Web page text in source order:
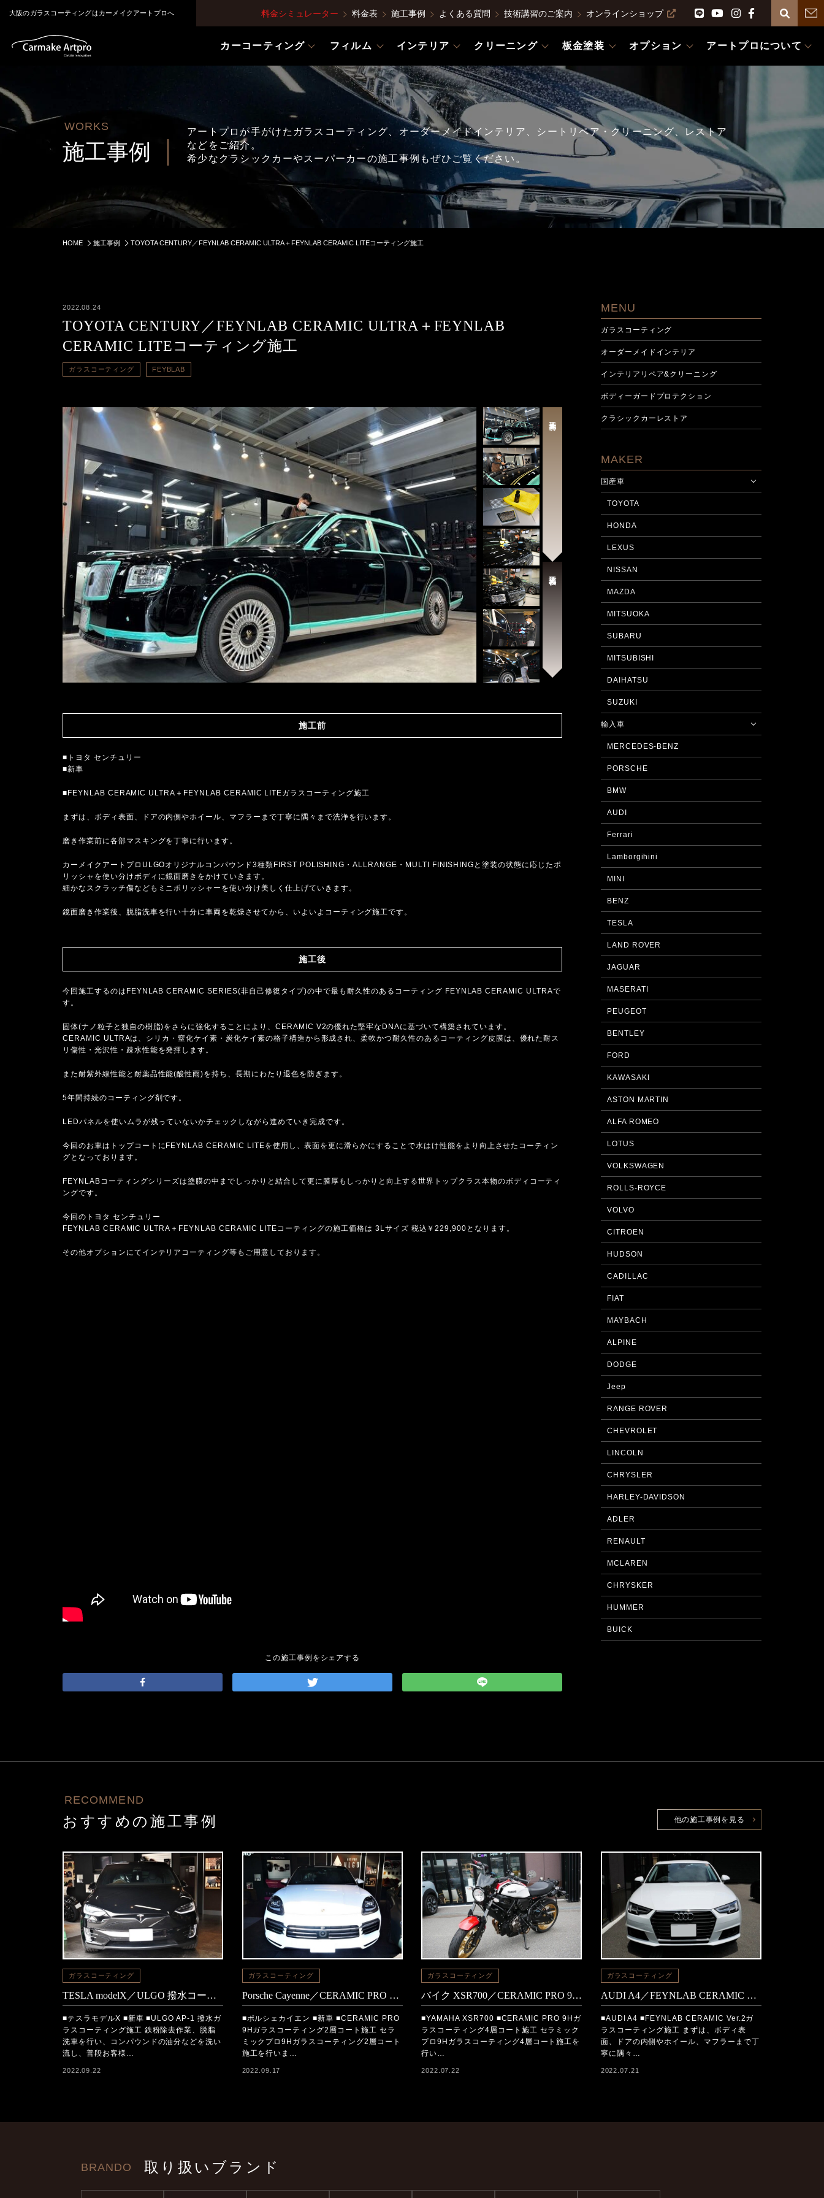
大阪のガラスコーティングはカーメイクアートプロへ 料金シミュレーター 料金表 施工事例 よくある質問 技術講習のご案内 オンラインショップ
カーコーティング フィルム インテリア クリーニング 板金塗装 オプション アートプロについて
WORKS
施工事例
アートプロが手がけたガラスコーティング、オーダーメイドインテリア、シートリペア・クリーニング、レストア
などをご紹介。
希少なクラシックカーやスーパーカーの施工事例もぜひご覧ください。
HOME 施工事例 TOYOTA CENTURY／FEYNLAB CERAMIC ULTRA＋FEYNLAB CERAMIC LITEコーティング施工
2022.08.24
TOYOTA CENTURY／FEYNLAB CERAMIC ULTRA＋FEYNLAB
CERAMIC LITEコーティング施工
ガラスコーティング FEYBLAB
施工前
■トヨタ センチュリー
■新車
■FEYNLAB CERAMIC ULTRA＋FEYNLAB CERAMIC LITEガラスコーティング施工
まずは、ボディ表面、ドアの内側やホイール、マフラーまで丁寧に隅々まで洗浄を行います。
磨き作業前に各部マスキングを丁寧に行います。
カーメイクアートプロULGOオリジナルコンパウンド3種類FIRST POLISHING・ALLRANGE・MULTI FINISHINGと塗装の状態に応じたポ
リッシャを使い分けボディに鏡面磨きをかけていきます。
細かなスクラッチ傷などもミニポリッシャーを使い分け美しく仕上げていきます。
鏡面磨き作業後、脱脂洗車を行い十分に車両を乾燥させてから、いよいよコーティング施工です。
施工後
今回施工するのはFEYNLAB CERAMIC SERIES(非自己修復タイプ)の中で最も耐久性のあるコーティング FEYNLAB CERAMIC ULTRAで
す。
固体(ナノ粒子と独自の樹脂)をさらに強化することにより、CERAMIC V2の優れた堅牢なDNAに基づいて構築されています。
CERAMIC ULTRAは、シリカ・窒化ケイ素・炭化ケイ素の格子構造から形成され、柔軟かつ耐久性のあるコーティング皮膜は、優れた耐ス
リ傷性・光沢性・疎水性能を発揮します。
また耐紫外線性能と耐薬品性能(酸性雨)を持ち、長期にわたり退色を防ぎます。
5年間持続のコーティング剤です。
LEDパネルを使いムラが残っていないかチェックしながら進めていき完成です。
今回のお車はトップコートにFEYNLAB CERAMIC LITEを使用し、表面を更に滑らかにすることで水はけ性能をより向上させたコーティン
グとなっております。
FEYNLABコーティングシリーズは塗膜の中までしっかりと結合して更に膜厚もしっかりと向上する世界トップクラス本物のボディコーティ
ングです。
今回のトヨタ センチュリー
FEYNLAB CERAMIC ULTRA＋FEYNLAB CERAMIC LITEコーティングの施工価格は 3Lサイズ 税込￥229,900となります。
その他オプションにてインテリアコーティング等もご用意しております。
この施工事例をシェアする
MENU
ガラスコーティング
オーダーメイドインテリア
インテリアリペア&クリーニング
ボディーガードプロテクション
クラシックカーレストア
MAKER
国産車
TOYOTA
HONDA
LEXUS
NISSAN
MAZDA
MITSUOKA
SUBARU
MITSUBISHI
DAIHATSU
SUZUKI
輸入車
MERCEDES-BENZ
PORSCHE
BMW
AUDI
Ferrari
Lamborgihini
MINI
BENZ
TESLA
LAND ROVER
JAGUAR
MASERATI
PEUGEOT
BENTLEY
FORD
KAWASAKI
ASTON MARTIN
ALFA ROMEO
LOTUS
VOLKSWAGEN
ROLLS-ROYCE
VOLVO
CITROEN
HUDSON
CADILLAC
FIAT
MAYBACH
ALPINE
DODGE
Jeep
RANGE ROVER
CHEVROLET
LINCOLN
CHRYSLER
HARLEY-DAVIDSON
ADLER
RENAULT
MCLAREN
CHRYSKER
HUMMER
BUICK
RECOMMEND
おすすめの施工事例 他の施工事例を見る
ガラスコーティング
TESLA modelX／ULGO 撥水コーティング施工
■テスラモデルX ■新車 ■ULGO AP-1 撥水ガ
ラスコーティング施工 鉄粉除去作業、脱脂
洗車を行い、コンパウンドの油分などを洗い
流し、普段お客様…
2022.09.22
ガラスコーティング
Porsche Cayenne／CERAMIC PRO 9Hコーティング施工
■ポルシェカイエン ■新車 ■CERAMIC PRO
9Hガラスコーティング2層コート施工 セラ
ミックプロ9Hガラスコーティング2層コート
施工を行いま…
2022.09.17
ガラスコーティング
バイク XSR700／CERAMIC PRO 9Hコーティング施工
■YAMAHA XSR700 ■CERAMIC PRO 9Hガ
ラスコーティング4層コート施工 セラミック
プロ9Hガラスコーティング4層コート施工を
行い…
2022.07.22
ガラスコーティング
AUDI A4／FEYNLAB CERAMIC V2コーティング施工
■AUDI A4 ■FEYNLAB CERAMIC Ver.2ガ
ラスコーティング施工 まずは、ボディ表
面、ドアの内側やホイール、マフラーまで丁
寧に隅々…
2022.07.21
BRANDO 取り扱いブランド